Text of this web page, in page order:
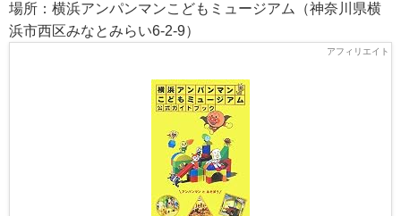
場所：横浜アンパンマンこどもミュージアム（神奈川県横
浜市西区みなとみらい6-2-9）